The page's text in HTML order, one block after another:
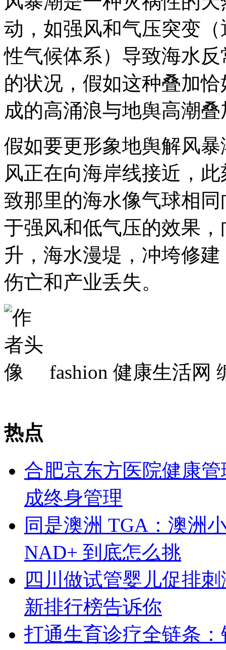
动，如强风和气压突变
性气候体系）导致海水
的状况，假如这种叠加
成的高涌浪与地舆高潮
假如要更形象地舆解风
风正在向海岸线接近，
致那里的海水像气球相
于强风和低气压的效果
升，海水漫堤，冲垮修
伤亡和产业丢失。
fashion 健康生活网
热点
合肥京东方医院健康
成终身管理
同是澳洲 TGA：澳洲
NAD+ 到底怎么挑
四川做试管婴儿促排
新排行榜告诉你
打通生育诊疗全链条